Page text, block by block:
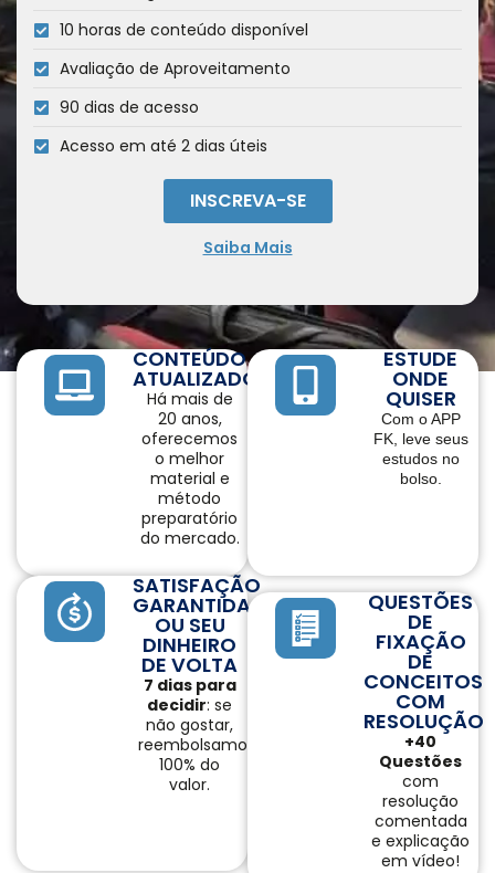
10 horas de conteúdo disponível
Avaliação de Aproveitamento
90 dias de acesso
Acesso em até 2 dias úteis
INSCREVA-SE
Saiba Mais
CONTEÚDO
ATUALIZADO
Há mais de
20 anos,
oferecemos
o melhor
material e
método
preparatório
do mercado.
ESTUDE
ONDE
QUISER
Com o APP
FK, leve seus
estudos no
bolso.
SATISFAÇÃO
GARANTIDA
OU SEU
DINHEIRO
DE VOLTA
7 dias para
decidir: se
não gostar,
reembolsamos
100% do
valor.
QUESTÕES
DE
FIXAÇÃO
DE
CONCEITOS
COM
RESOLUÇÃO
+40
Questões
com
resolução
comentada
e explicação
em vídeo!